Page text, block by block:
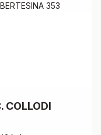
353
COLLODI